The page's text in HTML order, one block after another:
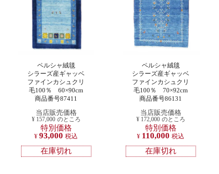
ペルシャ絨毯
シラーズ産ギャッベ
ファインカシュクリ
毛100％ 60×90cm
商品番号87411
当店販売価格
¥ 157,000 のところ
特別価格
¥ 93,000 税込
在庫切れ
ペルシャ絨毯
シラーズ産ギャッベ
ファインカシュクリ
毛100％ 70×92cm
商品番号86131
当店販売価格
¥ 172,000 のところ
特別価格
¥ 110,000 税込
在庫切れ